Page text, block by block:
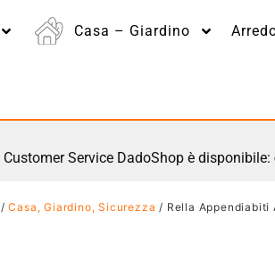
Casa – Giardino
Il Customer Service DadoShop è disponibile:
/Casa, Giardino, Sicurezza / Rella Appendiabiti